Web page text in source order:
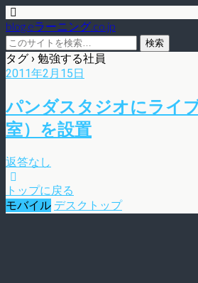
blog.eラーニング.co.jp
タグ › 勉強する社員
2011年2月15日
パンダスタジオにライ
室）を設置
返答なし
トップに戻る
モバイル デスクトップ